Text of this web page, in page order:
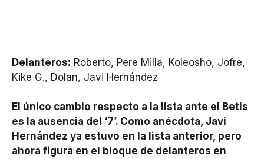
Delanteros: Roberto, Pere Milla, Koleosho, Jofre,
Kike G., Dolan, Javi Hernández
El único cambio respecto a la lista ante el Betis
es la ausencia del ‘7’. Como anécdota, Javi
Hernández ya estuvo en la lista anterior, pero
ahora figura en el bloque de delanteros en